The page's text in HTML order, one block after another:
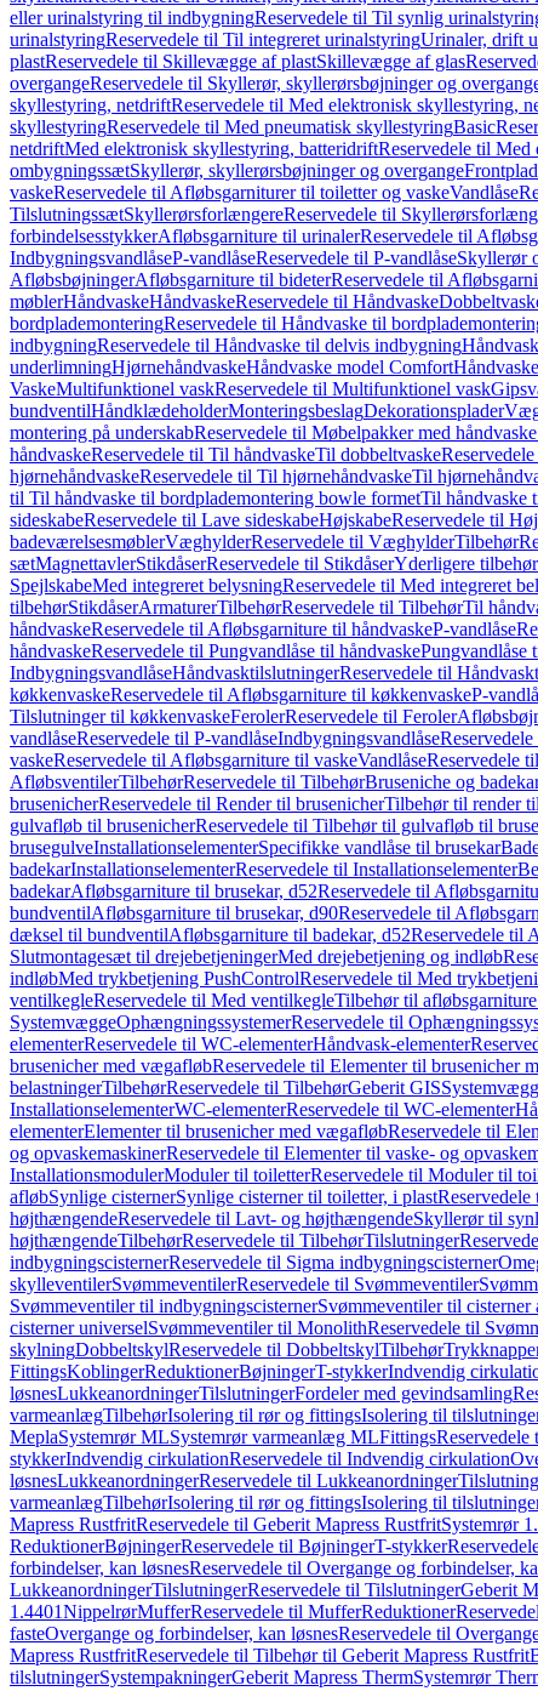
eller urinalstyring til indbygningReservedele til Til synlig
urinalstyringReservedele til Til integreret urinalstyringUrinaler, drift
plastReservedele til Skillevægge af plastSkillevægge af glas
overgangeReservedele til Skyllerør, skyllerørsbøjninger og
skyllestyring, netdriftReservedele til Med elektronisk skyllestyring,
skyllestyringReservedele til Med pneumatisk skyllestyringBasic
netdriftMed elektronisk skyllestyring, batteridriftReservedele til
ombygningssætSkyllerør, skyllerørsbøjninger og overgange
vaskeReservedele til Afløbsgarniturer til toiletter og vaskeVandlåse
TilslutningssætSkyllerørsforlængereReservedele til
forbindelsesstykkerAfløbsgarniture til urinalerReservedele til
IndbygningsvandlåseP-vandlåseReservedele til P-vandlåseSkyllerør
AfløbsbøjningerAfløbsgarniture til bideterReservedele til
møblerHåndvaskeHåndvaskeReservedele til Håndvaske
bordplademonteringReservedele til Håndvaske til
indbygningReservedele til Håndvaske til delvis indbygning
underlimningHjørnehåndvaskeHåndvaske model Comfort
VaskeMultifunktionel vaskReservedele til Multifunktionel vask
bundventilHåndklædeholderMonteringsbeslagDekorationsplader
montering på underskabReservedele til Møbelpakker med
håndvaskeReservedele til Til håndvaskeTil dobbeltvaske
hjørnehåndvaskeReservedele til Til hjørnehåndvaskeTil
til Til håndvaske til bordplademontering bowle formetTil håndvaske
sideskabeReservedele til Lave sideskabeHøjskabeReservedele til
badeværelsesmøblerVæghylderReservedele til VæghylderTilbehør
sætMagnettavlerStikdåserReservedele til StikdåserYderligere tilbehør
SpejlskabeMed integreret belysningReservedele til Med integreret
tilbehørStikdåserArmaturerTilbehørReservedele til TilbehørTil
håndvaskeReservedele til Afløbsgarniture til håndvaskeP-vandlåse
håndvaskeReservedele til Pungvandlåse til håndvaskePungvandlåse
IndbygningsvandlåseHåndvasktilslutningerReservedele til
køkkenvaskeReservedele til Afløbsgarniture til køkkenvaskeP-
Tilslutninger til køkkenvaskeFerolerReservedele til Feroler
vandlåseReservedele til P-vandlåseIndbygningsvandlåse
vaskeReservedele til Afløbsgarniture til vaskeVandlåseReservedele
AfløbsventilerTilbehørReservedele til TilbehørBruseniche og
brusenicherReservedele til Render til brusenicherTilbehør til render
gulvafløb til brusenicherReservedele til Tilbehør til gulvafløb til
brusegulveInstallationselementerSpecifikke vandlåse til brusekar
badekarInstallationselementerReservedele til Installationselementer
badekarAfløbsgarniture til brusekar, d52Reservedele til
bundventilAfløbsgarniture til brusekar, d90Reservedele til
dæksel til bundventilAfløbsgarniture til badekar, d52Reservedele til
Slutmontagesæt til drejebetjeningerMed drejebetjening og indløb
indløbMed trykbetjening PushControlReservedele til Med
ventilkegleReservedele til Med ventilkegleTilbehør til
SystemvæggeOphængningssystemerReservedele til
elementerReservedele til WC-elementerHåndvask-elementer
brusenicher med vægafløbReservedele til Elementer til brusenicher
belastningerTilbehørReservedele til TilbehørGeberit GIS
InstallationselementerWC-elementerReservedele til WC-elementer
elementerElementer til brusenicher med vægafløbReservedele til
og opvaskemaskinerReservedele til Elementer til vaske- og
InstallationsmodulerModuler til toiletterReservedele til Moduler til
afløbSynlige cisternerSynlige cisterner til toiletter, i plast
højthængendeReservedele til Lavt- og højthængendeSkyllerør til
højthængendeTilbehørReservedele til TilbehørTilslutninger
indbygningscisternerReservedele til Sigma indbygningscisterner
skylleventilerSvømmeventilerReservedele til Svømmeventiler
Svømmeventiler til indbygningscisternerSvømmeventiler til cisterner
cisterner universelSvømmeventiler til MonolithReservedele til
skylningDobbeltskylReservedele til DobbeltskylTilbehør
FittingsKoblingerReduktionerBøjningerT-stykkerIndvendig
løsnesLukkeanordningerTilslutningerFordeler med gevindsamling
varmeanlægTilbehørIsolering til rør og fittingsIsolering til
MeplaSystemrør MLSystemrør varmeanlæg MLFittingsReservedele
stykkerIndvendig cirkulationReservedele til Indvendig cirkulation
løsnesLukkeanordningerReservedele til Lukkeanordninger
varmeanlægTilbehørIsolering til rør og fittingsIsolering til
Mapress RustfritReservedele til Geberit Mapress RustfritSystemrør
ReduktionerBøjningerReservedele til BøjningerT-stykker
forbindelser, kan løsnesReservedele til Overgange og forbindelser,
LukkeanordningerTilslutningerReservedele til TilslutningerGeberit
1.4401NippelrørMufferReservedele til MufferReduktioner
fasteOvergange og forbindelser, kan løsnesReservedele til
Mapress RustfritReservedele til Tilbehør til Geberit Mapress Rustfrit
tilslutningerSystempakningerGeberit Mapress ThermSystemrør